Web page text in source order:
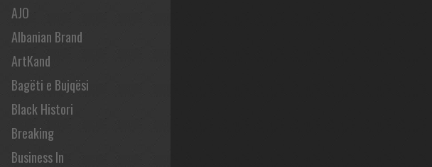
AJO
Albanian Brand
ArtKand
Bagëti e Bujqësi
Black Histori
Breaking
Business In